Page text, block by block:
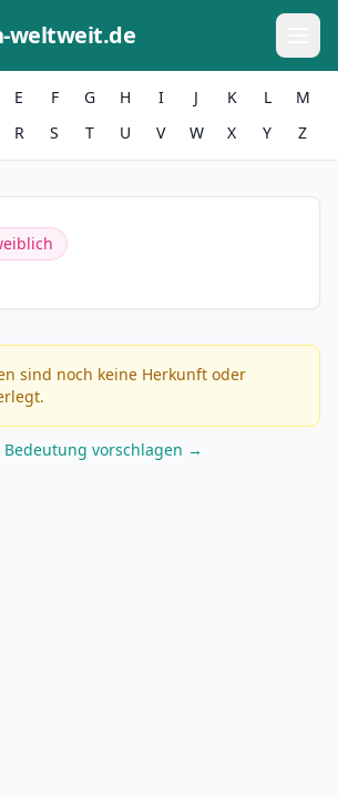
weltweit.de
E F G H I J K L
M
R S T U V W X Y Z
sind noch keine Herkunft oder
Bedeutung vorschlagen →